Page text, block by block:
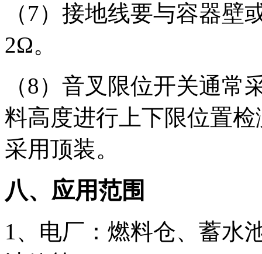
（7）接地线要与容器
2Ω。
（8）音叉限位开关通
料高度进行上下限位置
采用顶装。
八、应用范围
1、电厂：燃料仓、蓄水